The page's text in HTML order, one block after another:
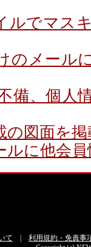
ルでマス
のメール
備、個人
の図面を
に他会
て
利用規約・免責事